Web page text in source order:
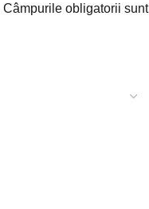
Câmpurile obligatorii sunt